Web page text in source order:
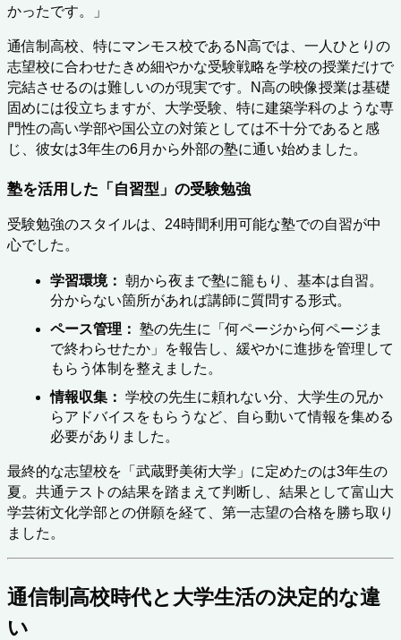
かったです。」
通信制高校、特にマンモス校であるN高では、一人ひとりの
志望校に合わせたきめ細やかな受験戦略を学校の授業だけで
完結させるのは難しいのが現実です。N高の映像授業は基礎
固めには役立ちますが、大学受験、特に建築学科のような専
門性の高い学部や国公立の対策としては不十分であると感
じ、彼女は3年生の6月から外部の塾に通い始めました。
塾を活用した「自習型」の受験勉強
受験勉強のスタイルは、24時間利用可能な塾での自習が中
心でした。
学習環境： 朝から夜まで塾に籠もり、基本は自習。
分からない箇所があれば講師に質問する形式。
ペース管理： 塾の先生に「何ページから何ページま
で終わらせたか」を報告し、緩やかに進捗を管理して
もらう体制を整えました。
情報収集： 学校の先生に頼れない分、大学生の兄か
らアドバイスをもらうなど、自ら動いて情報を集める
必要がありました。
最終的な志望校を「武蔵野美術大学」に定めたのは3年生の
夏。共通テストの結果を踏まえて判断し、結果として富山大
学芸術文化学部との併願を経て、第一志望の合格を勝ち取り
ました。
通信制高校時代と大学生活の決定的な違
い